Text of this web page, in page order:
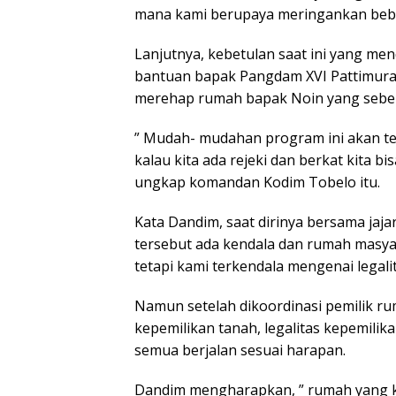
mana kami berupaya meringankan
Lanjutnya, kebetulan saat ini yang
bantuan bapak Pangdam XVI
merehap rumah bapak Noin yang
” Mudah- mudahan program ini akan
kalau kita ada rejeki dan berkat kita
ungkap komandan Kodim Tobelo itu.
Kata Dandim, saat dirinya bersama
tersebut ada kendala dan rumah
tetapi kami terkendala mengenai
Namun setelah dikoordinasi pemilik
kepemilikan tanah, legalitas
semua berjalan sesuai harapan.
Dandim mengharapkan, ” rumah